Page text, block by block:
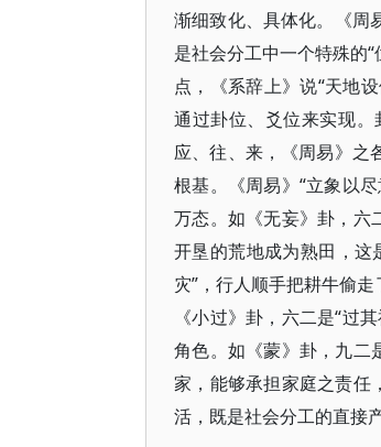
渐细致化、具体化。《周
是社会分工中一个特殊的
点，《系辞上》说“天地
通过卦位、爻位来实现。
应、往、来，《周易》之
根基。《周易》“立象以
万态。如《无妄》卦，六
开垦的荒地成为熟田，这
灾”，行人顺手把耕牛偷
《小过》卦，六二是“过
角色。如《蒙》卦，九二
家，能够承担家庭之责任
活，既是社会分工的直接